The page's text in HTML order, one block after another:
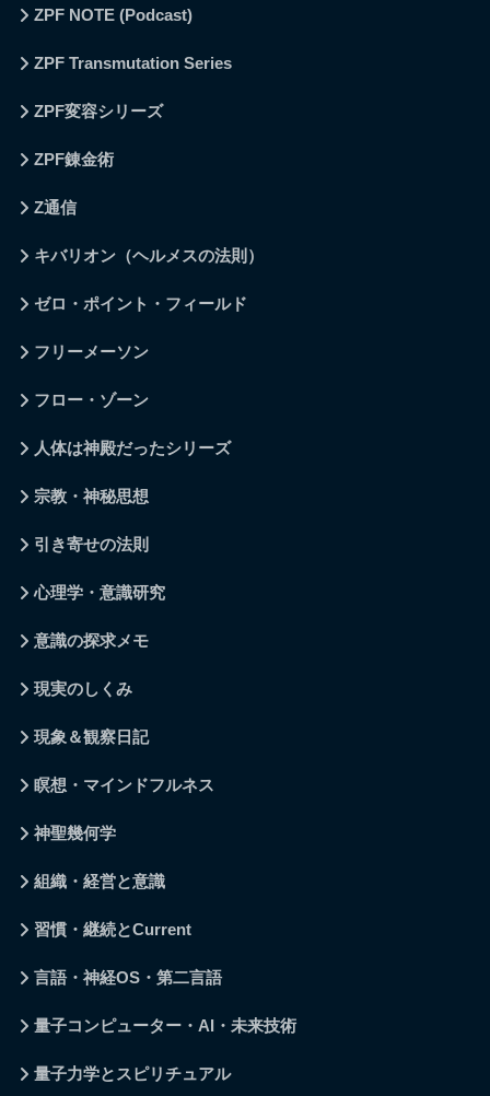
ZPF NOTE (Podcast)
ZPF Transmutation Series
ZPF変容シリーズ
ZPF錬金術
Z通信
キバリオン（ヘルメスの法則）
ゼロ・ポイント・フィールド
フリーメーソン
フロー・ゾーン
人体は神殿だったシリーズ
宗教・神秘思想
引き寄せの法則
心理学・意識研究
意識の探求メモ
現実のしくみ
現象＆観察日記
瞑想・マインドフルネス
神聖幾何学
組織・経営と意識
習慣・継続とCurrent
言語・神経OS・第二言語
量子コンピューター・AI・未来技術
量子力学とスピリチュアル